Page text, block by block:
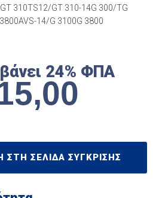
310TS12/GT 310-14G 300/TG
14/G 3100G 3800
24% ΦΠΑ
ΣΤΗ ΣΕΛΊΔΑ ΣΎΓΚΡΙΣΗΣ